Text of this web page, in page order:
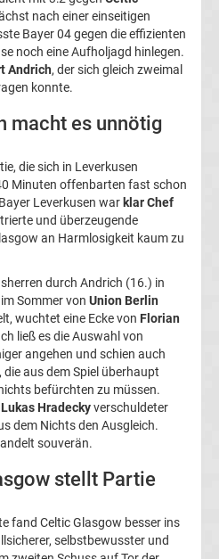
nach einer einseitigen
Bayer 04 gegen die effizienten
noch eine Aufholjagd hinlegen.
Andrich, der sich gleich zweimal
konnte.
macht es unnötig
die sich in Leverkusen
Minuten offenbarten fast schon
Leverkusen warklar Chef
und überzeugende
an Harmlosigkeit kaum zu
durch Andrich (16.) in
Sommer von Union Berlin
wuchtet eine Ecke von Florian
ließ es die Auswahl von
angehen und schien auch
aus dem Spiel überhaupt
befürchten zu müssen.
Lukas Hradeckyverschuldeter
dem Nichts den Ausgleich.
souverän.
stellt Partie
fand Celtic Glasgow besser ins
selbstbewusster und